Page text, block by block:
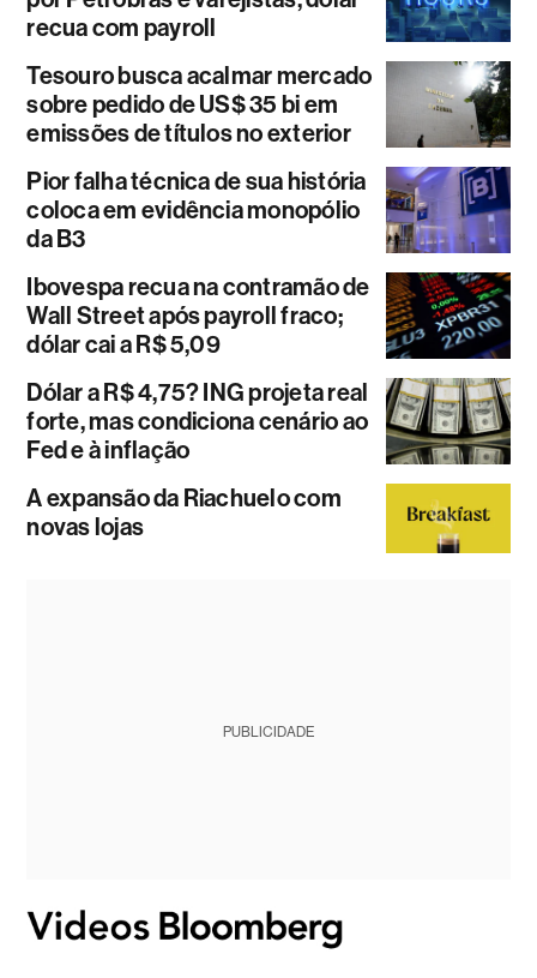
recua com payroll
Tesouro busca acalmar mercado
sobre pedido de US$ 35 bi em
emissões de títulos no exterior
Pior falha técnica de sua história
coloca em evidência monopólio
da B3
Ibovespa recua na contramão de
Wall Street após payroll fraco;
dólar cai a R$ 5,09
Dólar a R$ 4,75? ING projeta real
forte, mas condiciona cenário ao
Fed e à inflação
A expansão da Riachuelo com
novas lojas
PUBLICIDADE